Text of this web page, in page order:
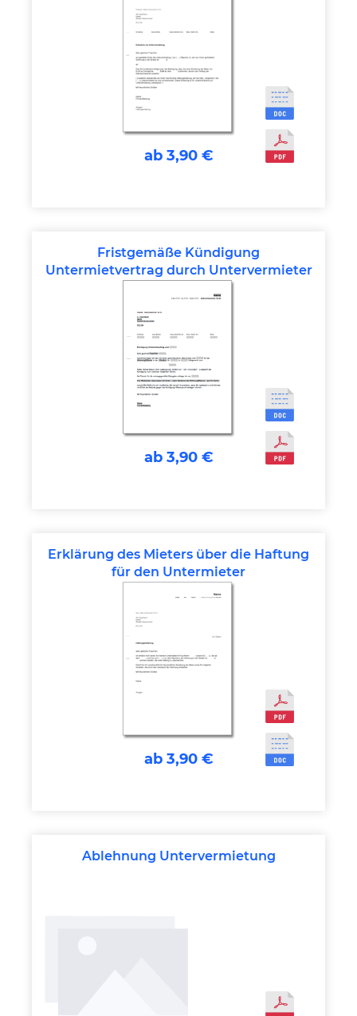
ab 3,90 €
Fristgemäße Kündigung
Untermietvertrag durch Untervermieter
ab 3,90 €
Erklärung des Mieters über die Haftung
für den Untermieter
ab 3,90 €
Ablehnung Untervermietung